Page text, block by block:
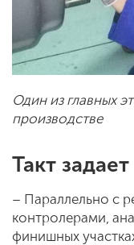
Один из главных
производстве
Такт
– Параллельно с
контролерами,
финишных